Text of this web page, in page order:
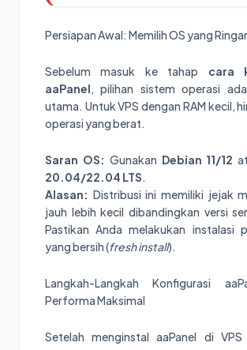
Persiapan Awal: Memilih OS yang
Sebelum masuk ke tahap cara
aaPanel, pilihan sistem operasi
utama. Untuk VPS dengan RAM kecil,
operasi yang berat.
Saran OS: Gunakan Debian 11/12
20.04/22.04 LTS.
Alasan: Distribusi ini memiliki jejak
jauh lebih kecil dibandingkan versi
Pastikan Anda melakukan instalasi
yang bersih (fresh install).
Langkah-Langkah Konfigurasi
Performa Maksimal
Setelah menginstal aaPanel di